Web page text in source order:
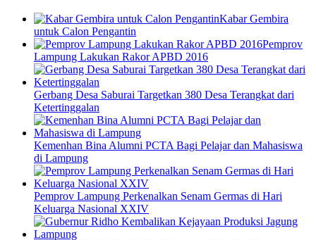
Kabar Gembira
untuk Calon Pengantin
Pemprov
Lampung Lakukan Rakor APBD 2016
Gerbang Desa Saburai Targetkan 380 Desa Terangkat dari
Ketertinggalan
Kemenhan Bina Alumni PCTA Bagi Pelajar dan Mahasiswa
di Lampung
Pemprov Lampung Perkenalkan Senam Germas di Hari
Keluarga Nasional XXIV